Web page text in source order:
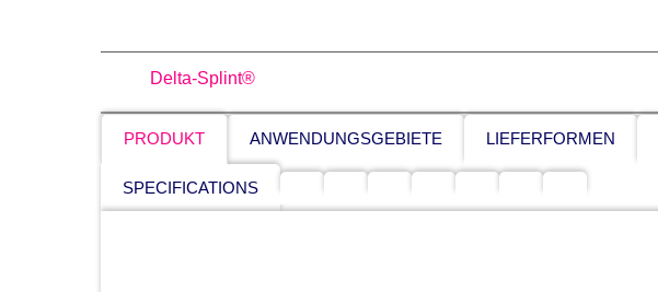
Delta-Splint®
PRODUKT ANWENDUNGSGEBIETE LIEFERFORMEN
SPECIFICATIONS